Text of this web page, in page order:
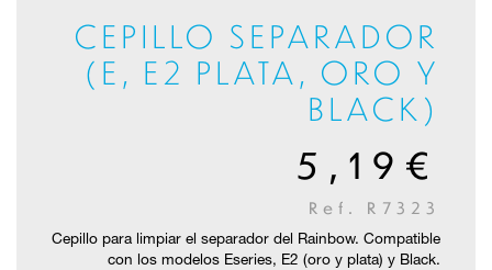
CEPILLO SEPARADOR
(E, E2 PLATA, ORO Y
BLACK)
5,19€
Ref. R7323
Cepillo para limpiar el separador del Rainbow. Compatible
con los modelos Eseries, E2 (oro y plata) y Black.